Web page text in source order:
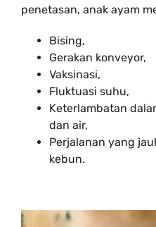
penetasan, anak ayam
Bising,
Gerakan konveyor,
Vaksinasi,
Fluktuasi suhu,
Keterlambatan
dan air,
Perjalanan yang
kebun.